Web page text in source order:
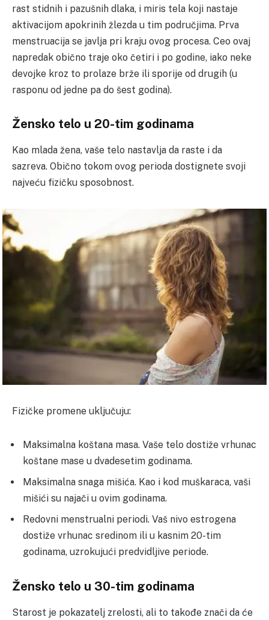
rast stidnih i pazušnih dlaka, i miris tela koji nastaje
aktivacijom apokrinih žlezda u tim područjima. Prva
menstruacija se javlja pri kraju ovog procesa. Ceo ovaj
napredak obično traje oko četiri i po godine, iako neke
devojke kroz to prolaze brže ili sporije od drugih (u
rasponu od jedne pa do šest godina).
Žensko telo u 20-tim godinama
Kao mlada žena, vaše telo nastavlja da raste i da
sazreva. Obično tokom ovog perioda dostignete svoji
najveću fizičku sposobnost.
Fizičke promene uključuju:
Maksimalna koštana masa. Vaše telo dostiže vrhunac
koštane mase u dvadesetim godinama.
Maksimalna snaga mišića. Kao i kod muškaraca, vaši
mišići su najači u ovim godinama.
Redovni menstrualni periodi. Vaš nivo estrogena
dostiže vrhunac sredinom ili u kasnim 20-tim
godinama, uzrokujući predvidljive periode.
Žensko telo u 30-tim godinama
Starost je pokazatelj zrelosti, ali to takođe znači da će